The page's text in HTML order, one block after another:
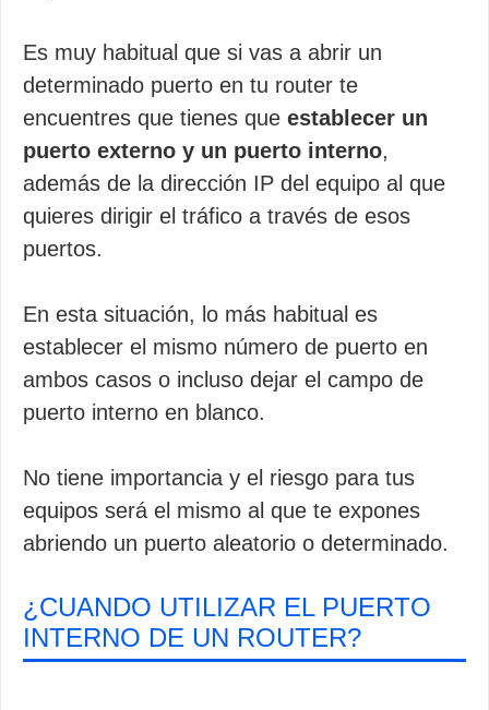
Es muy habitual que si vas a abrir un
determinado puerto en tu router te
encuentres que tienes que establecer un
puerto externo y un puerto interno,
además de la dirección IP del equipo al que
quieres dirigir el tráfico a través de esos
puertos.
En esta situación, lo más habitual es
establecer el mismo número de puerto en
ambos casos o incluso dejar el campo de
puerto interno en blanco.
No tiene importancia y el riesgo para tus
equipos será el mismo al que te expones
abriendo un puerto aleatorio o determinado.
¿CUANDO UTILIZAR EL PUERTO
INTERNO DE UN ROUTER?